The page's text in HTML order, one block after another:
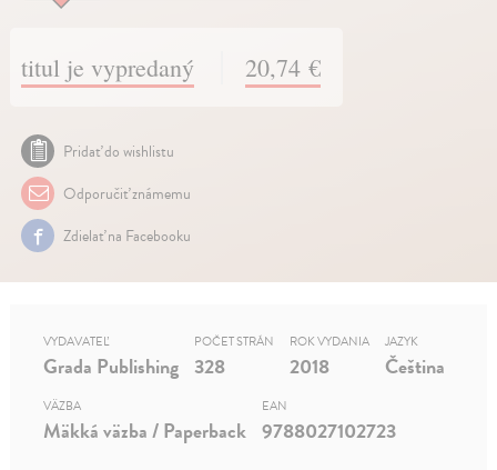
titul je vypredaný 20,74 €
Pridať do wishlistu
Odporučiť známemu
Zdielať na Facebooku
VYDAVATEĽ
Grada Publishing
POČET STRÁN
328
ROK VYDANIA
2018
JAZYK
Čeština
VÄZBA
Mäkká väzba / Paperback
EAN
9788027102723